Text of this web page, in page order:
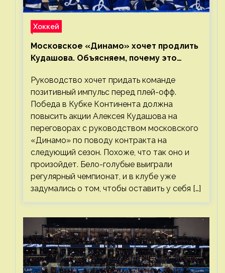
Хоккей
Московское «Динамо» хочет продлить
Кудашова. Объясняем, почему это
Руководство хочет придать команде
позитивный импульс перед плей-офф.
Победа в Кубке Континента должна
повысить акции Алексея Кудашова на
переговорах с руководством московского
«Динамо» по поводу контракта на
следующий сезон. Похоже, что так оно и
произойдет. Бело-голубые выиграли
регулярный чемпионат, и в клубе уже
задумались о том, чтобы оставить у себя […]